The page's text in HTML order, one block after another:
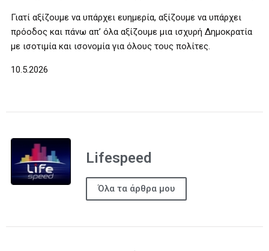
Γιατί αξίζουμε να υπάρχει ευημερία, αξίζουμε να υπάρχει
πρόοδος και πάνω απ’ όλα αξίζουμε μια ισχυρή Δημοκρατία
με ισοτιμία και ισονομία για όλους τους πολίτες.
10.5.2026
Lifespeed
Όλα τα άρθρα μου